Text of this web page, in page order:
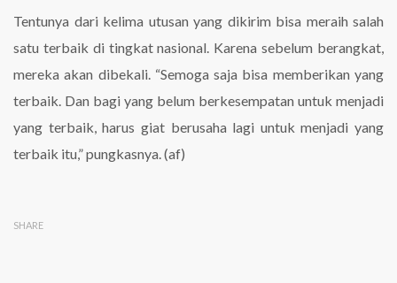
Tentunya dari kelima utusan yang dikirim bisa meraih salah
satu terbaik di tingkat nasional. Karena sebelum berangkat,
mereka akan dibekali. “Semoga saja bisa memberikan yang
terbaik. Dan bagi yang belum berkesempatan untuk menjadi
yang terbaik, harus giat berusaha lagi untuk menjadi yang
terbaik itu,” pungkasnya. (af)
SHARE